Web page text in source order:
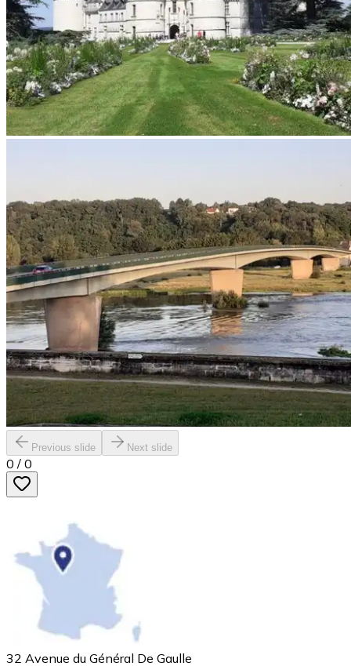
Previous slide Next slide
0 / 0
32 Avenue du Général De Gaulle